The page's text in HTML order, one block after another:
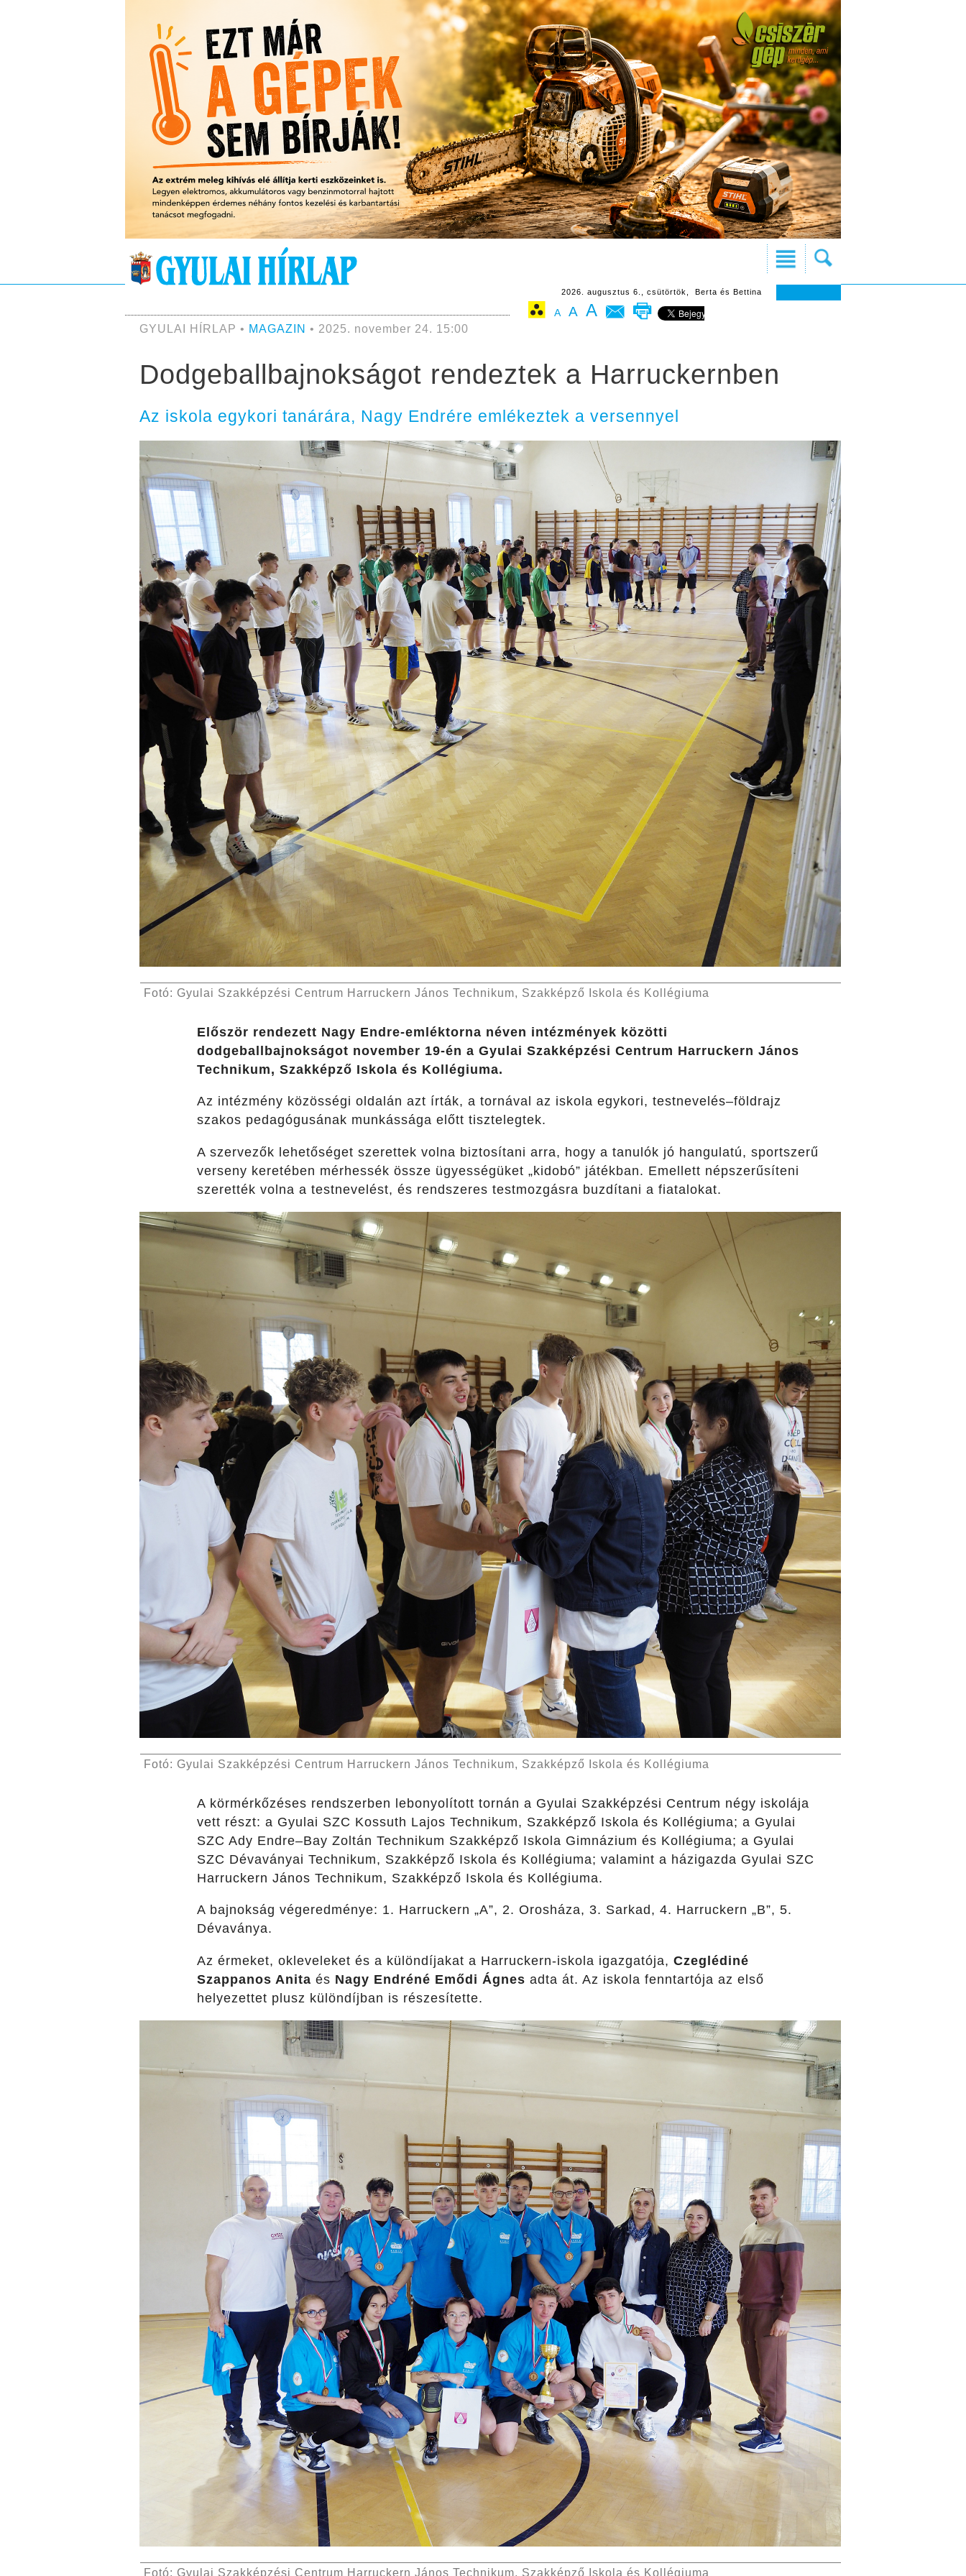
2026. augusztus 6., csütörtök, Berta és Bettina
A A A
GYULAI HÍRLAP • MAGAZIN • 2025. november 24. 15:00
Dodgeballbajnokságot rendeztek a Harruckernben
Az iskola egykori tanárára, Nagy Endrére emlékeztek a versennyel
Fotó: Gyulai Szakképzési Centrum Harruckern János Technikum, Szakképző Iskola és Kollégiuma
Először rendezett Nagy Endre-emléktorna néven intézmények közötti
dodgeballbajnokságot november 19-én a Gyulai Szakképzési Centrum Harruckern János
Technikum, Szakképző Iskola és Kollégiuma.
Az intézmény közösségi oldalán azt írták, a tornával az iskola egykori, testnevelés–földrajz
szakos pedagógusának munkássága előtt tisztelegtek.
A szervezők lehetőséget szerettek volna biztosítani arra, hogy a tanulók jó hangulatú, sportszerű
verseny keretében mérhessék össze ügyességüket „kidobó” játékban. Emellett népszerűsíteni
szerették volna a testnevelést, és rendszeres testmozgásra buzdítani a fiatalokat.
Fotó: Gyulai Szakképzési Centrum Harruckern János Technikum, Szakképző Iskola és Kollégiuma
A körmérkőzéses rendszerben lebonyolított tornán a Gyulai Szakképzési Centrum négy iskolája
vett részt: a Gyulai SZC Kossuth Lajos Technikum, Szakképző Iskola és Kollégiuma; a Gyulai
SZC Ady Endre–Bay Zoltán Technikum Szakképző Iskola Gimnázium és Kollégiuma; a Gyulai
SZC Dévaványai Technikum, Szakképző Iskola és Kollégiuma; valamint a házigazda Gyulai SZC
Harruckern János Technikum, Szakképző Iskola és Kollégiuma.
A bajnokság végeredménye: 1. Harruckern „A”, 2. Orosháza, 3. Sarkad, 4. Harruckern „B”, 5.
Dévaványa.
Az érmeket, okleveleket és a különdíjakat a Harruckern-iskola igazgatója, Czeglédiné
Szappanos Anita és Nagy Endréné Emődi Ágnes adta át. Az iskola fenntartója az első
helyezettet plusz különdíjban is részesítette.
Fotó: Gyulai Szakképzési Centrum Harruckern János Technikum, Szakképző Iskola és Kollégiuma